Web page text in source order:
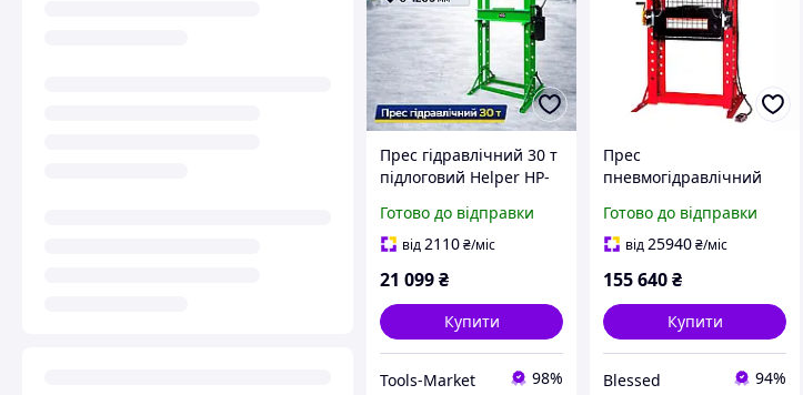
Прес гідравлічний 30 т
підлоговий Helper HP-
автосервісу
вертикальний
пневмоприводом
Готово до відправки
від2110₴/міс
21 099₴
Купити
Tools-Market 98%
Прес
пневмогідравлічний
манометром (32938)
Готово до відправки
від25940₴/міс
155 640₴
Купити
Blessed 94%